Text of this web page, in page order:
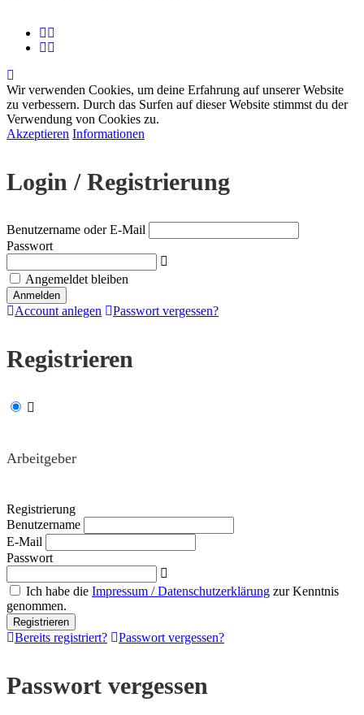
Wir verwenden Cookies, um deine Erfahrung auf unserer Website
zu verbessern. Durch das Surfen auf dieser Website stimmst du der
Verwendung von Cookies zu.
Akzeptieren Informationen
Login / Registrierung
Benutzername oder E-Mail
Passwort
Angemeldet bleiben
Account anlegen Passwort vergessen?
Registrieren
Arbeitgeber
Registrierung
Benutzername
E-Mail
Passwort
Ich habe die Impressum / Datenschutzerklärung zur Kenntnis
genommen.
Bereits registriert? Passwort vergessen?
Passwort vergessen